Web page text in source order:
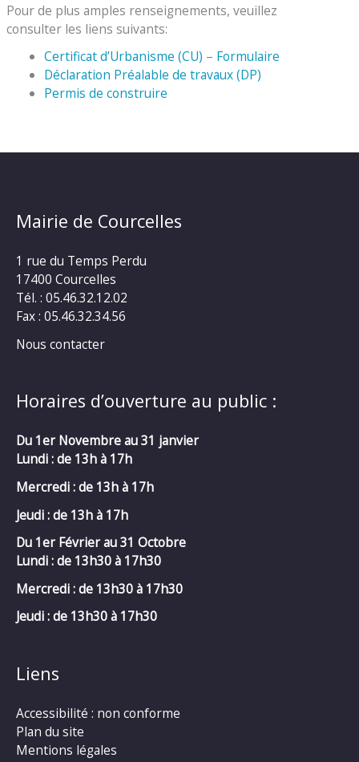
Pour de plus amples renseignements, veuillez
consulter les liens suivants:
Certificat d’Urbanisme (CU) – Formulaire
Déclaration Préalable de travaux (DP)
Permis de construire
Mairie de Courcelles
1 rue du Temps Perdu
17400 Courcelles
Tél. : 05.46.32.12.02
Fax : 05.46.32.34.56
Nous contacter
Horaires d’ouverture au public :
Du 1er Novembre au 31 janvier
Lundi : de 13h à 17h
Mercredi :de 13h à 17h
Jeudi : de 13h à 17h
Du 1er Février au 31 Octobre
Lundi : de 13h30 à 17h30
Mercredi :de 13h30 à 17h30
Jeudi : de 13h30 à 17h30
Liens
Accessibilité : non conforme
Plan du site
Mentions légales